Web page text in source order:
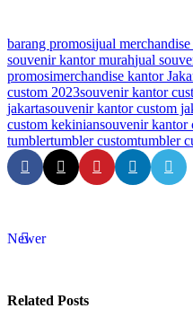
barang promosijual
souvenir kantor murahjual
promosimerchandise kantor
custom 2023souvenir kantor
jakartasouvenir kantor custom
custom kekiniansouvenir kantor
tumblertumbler customtumbler
Newer
Related Posts